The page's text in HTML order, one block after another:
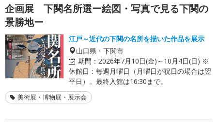
企画展 下関名所選ー絵図・写真で見る下関の
景勝地ー
江戸～近代の下関の名所を描いた作品を展示
山口県・下関市
期間： 2026年7月10日(金)～10月4日(日) ※
休館日：毎週月曜日（月曜日が祝日の場合は翌
平日）。最終入館は16:30まで。
美術展・博物展・展示会